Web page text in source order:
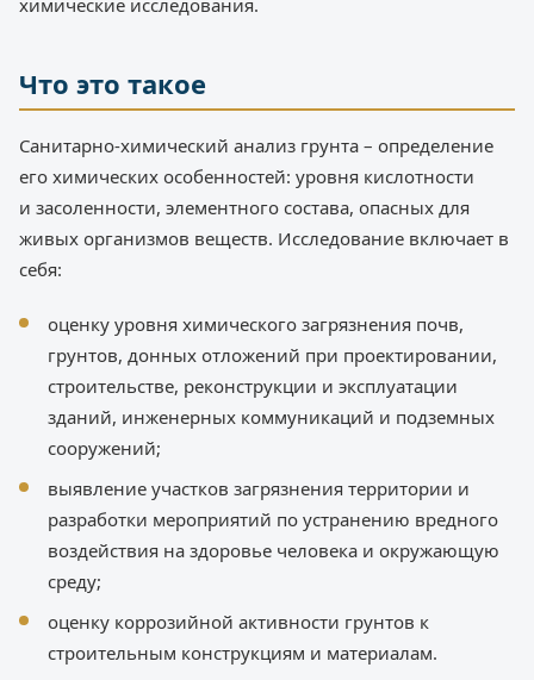
химические исследования.
Что это такое
Санитарно-химический анализ грунта – определение
его химических особенностей: уровня кислотности
и засоленности, элементного состава, опасных для
живых организмов веществ. Исследование включает в
себя:
оценку уровня химического загрязнения почв,
грунтов, донных отложений при проектировании,
строительстве, реконструкции и эксплуатации
зданий, инженерных коммуникаций и подземных
сооружений;
выявление участков загрязнения территории и
разработки мероприятий по устранению вредного
воздействия на здоровье человека и окружающую
среду;
оценку коррозийной активности грунтов к
строительным конструкциям и материалам.